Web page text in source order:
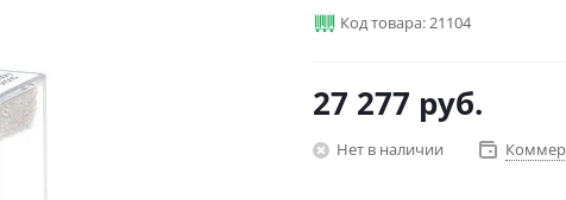
Код товара: 21104
27 277 руб.
Нет в наличии